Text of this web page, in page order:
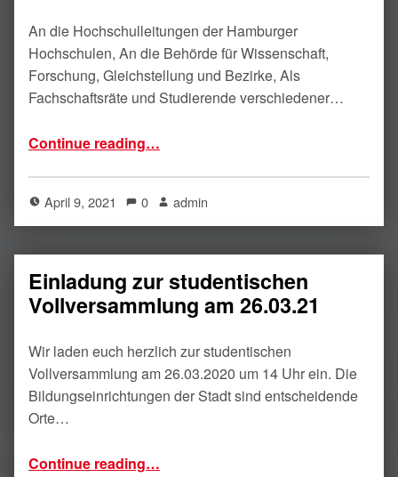
An die Hochschulleitungen der Hamburger
Hochschulen, An die Behörde für Wissenschaft,
Forschung, Gleichstellung und Bezirke, Als
Fachschaftsräte und Studierende verschiedener…
Continue reading…
April 9, 2021 0 admin
Einladung zur studentischen
Vollversammlung am 26.03.21
Wir laden euch herzlich zur studentischen
Vollversammlung am 26.03.2020 um 14 Uhr ein. Die
Bildungseinrichtungen der Stadt sind entscheidende
Orte…
Continue reading…